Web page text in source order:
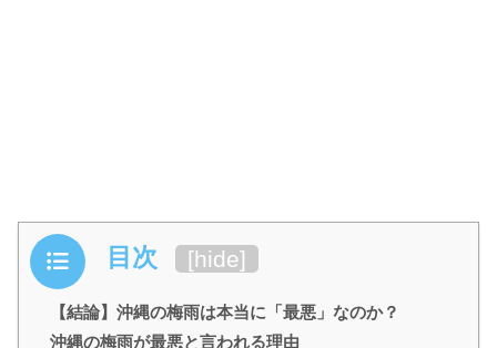
目次 [hide]
【結論】沖縄の梅雨は本当に「最悪」なのか？
沖縄の梅雨が最悪と言われる理由